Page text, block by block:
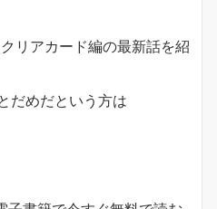
リアカード編の最新話を紹
だめだという方は